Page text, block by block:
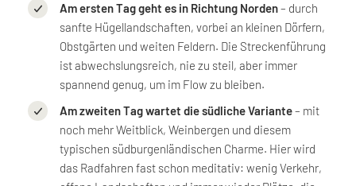
Am ersten Tag geht es in Richtung Norden– durch
sanfte Hügellandschaften, vorbei an kleinen Dörfern,
Obstgärten und weiten Feldern. Die Streckenführung
ist abwechslungsreich, nie zu steil, aber immer
spannend genug, um im Flow zu bleiben.
Am zweiten Tag wartet die südliche Variante– mit
noch mehr Weitblick, Weinbergen und diesem
typischen südburgenländischen Charme. Hier wird
das Radfahren fast schon meditativ: wenig Verkehr,